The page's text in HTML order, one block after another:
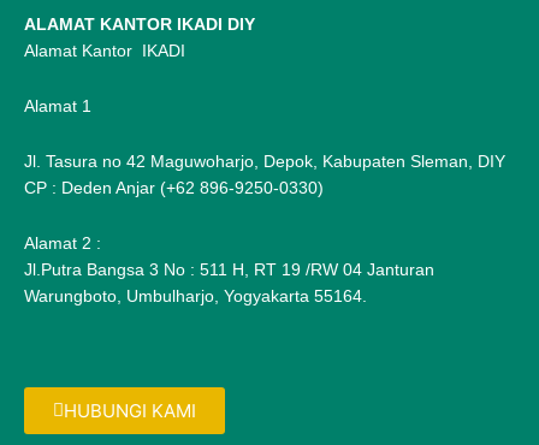
ALAMAT KANTOR IKADI DIY
Alamat Kantor IKADI
Alamat 1
Jl. Tasura no 42 Maguwoharjo, Depok, Kabupaten Sleman, DIY
CP : Deden Anjar (+62 896-9250-0330)
Alamat 2 :
Jl.Putra Bangsa 3 No : 511 H, RT 19 /RW 04 Janturan
Warungboto, Umbulharjo, Yogyakarta 55164.
HUBUNGI KAMI